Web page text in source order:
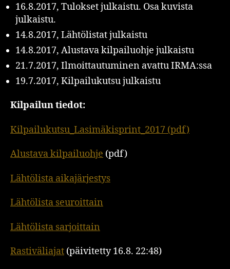
16.8.2017, Tulokset julkaistu. Osa kuvista
julkaistu.
14.8.2017, Lähtölistat julkaistu
14.8.2017, Alustava kilpailuohje julkaistu
21.7.2017, Ilmoittautuminen avattu IRMA:ssa
19.7.2017, Kilpailukutsu julkaistu
Kilpailun tiedot:
Kilpailukutsu_Lasimäkisprint_2017 (pdf)
Alustava kilpailuohje (pdf)
Lähtölista aikajärjestys
Lähtölista seuroittain
Lähtölista sarjoittain
Rastiväliajat (päivitetty 16.8. 22:48)